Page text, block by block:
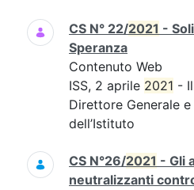
CS N° 22/2021 -
Speranza
Contenuto Web
ISS, 2 aprile 2021 -
Direttore Generale
dell’Istituto
CS N°26/2021 - Gli
neutralizzanti